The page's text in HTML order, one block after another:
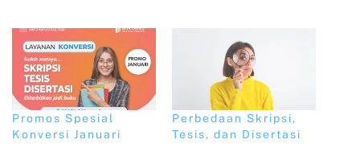
Promos Spesial
Konversi Januari
Perbedaan Skripsi,
Tesis, dan Disertasi